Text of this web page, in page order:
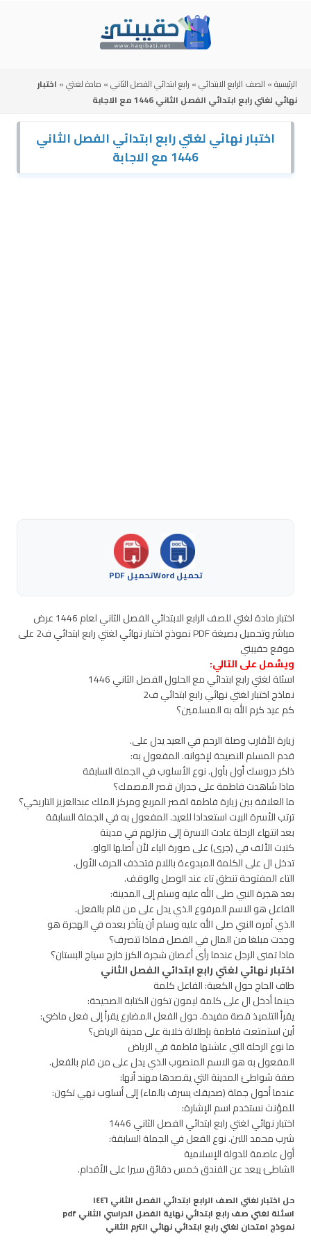
الرئيسية» الصف الرابع الابتدائي» رابع ابتدائي الفصل الثاني» مادة لغتي» اختبار
نهائي لغتي رابع ابتدائي الفصل الثاني 1446 مع الاجابة
اختبار نهائي لغتي رابع ابتدائي الفصل الثاني
1446 مع الاجابة
تحميل Word تحميل PDF
اختبار مادة لغتي للصف الرابع الابتدائي الفصل الثاني لعام 1446 عرض
مباشر وتحميل بصيغة PDF نموذج اختبار نهائي لغتي رابع ابتدائي ف2 على
موقع حقيبتي
ويشمل على التالي:
اسئلة لغتي رابع ابتدائي مع الحلول الفصل الثاني 1446
نماذج اختبار لغتي نهائي رابع ابتدائي ف2
كم عيد كرم الله به المسلمين؟
زيارة الأقارب وصلة الرحم في العيد يدل على.
قدم المسلم النصيحة لإخوانه. المفعول به:
ذاكر دروسك أول بأول. نوع الأسلوب في الجملة السابقة
ماذا شاهدت فاطمة على جدران قصر المصمك؟
ما العلاقة بين زيارة فاطمة لقصر المربع ومركز الملك عبدالعزيز التاريخي؟
ترتب الأسرة البيت استعدادا للعيد. المفعول به في الجملة السابقة
بعد انتهاء الرحلة عادت الاسرة إلى منزلهم في مدينة
كتبت الألف في (جرى) على صورة الياء لأن أصلها الواو.
تدخل ال على الكلمة المبدوءة باللام فتحذف الحرف الأول.
التاء المفتوحة تنطق تاء عند الوصل والوقف.
بعد هجرة النبي صلى الله عليه وسلم إلى المدينة:
الفاعل هو الاسم المرفوع الذي يدل على من قام بالفعل.
الذي أمره النبي صلى الله عليه وسلم أن يتأخر بعده في الهجرة هو
وجدت مبلغا من المال في الفصل فماذا تتصرف؟
ماذا تمنى الرجل عندما رأى أغصان شجرة الكرز خارج سياج البستان؟
اختبار نهائي لغتي رابع ابتدائي الفصل الثاني
طاف الحاج حول الكعبة: الفاعل كلمة
حينما أدخل ال على كلمة ليمون تكون الكتابة الصحيحة:
يقرأ التلميذ قصة مفيدة. حول الفعل المضارع يقرأ إلى فعل ماضي:
أين استمتعت فاطمة بإطلالة خلابة على مدينة الرياض؟
ما نوع الرحلة التي عاشتها فاطمة في الرياض
المفعول به هو الاسم المنصوب الذي يدل على من قام بالفعل.
صفة شواطئ المدينة التي يقصدها مهند أنها:
عندما أحول جملة (صديقك يسرف بالماء) إلى أسلوب نهي تكون:
للمؤنث نستخدم اسم الإشارة:
اختبار نهائي لغتي رابع ابتدائي الفصل الثاني 1446
شرب محمد اللبن. نوع الفعل في الجملة السابقة:
أول عاصمة للدولة الإسلامية
الشاطئ يبعد عن الفندق خمس دقائق سيرا على الأقدام.
حل اختبار لغتي الصف الرابع ابتدائي الفصل الثاني ١٤٤٦
اسئلة لغتي صف رابع ابتدائي نهاية الفصل الدراسي الثاني pdf
نموذج امتحان لغتي رابع ابتدائي نهائي الترم الثاني